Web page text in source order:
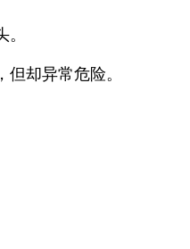
却异常危险。